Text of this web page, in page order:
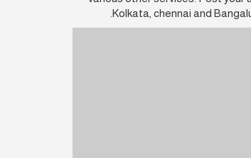
Kolkata, chennai and